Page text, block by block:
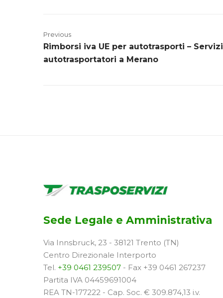
Previous
Rimborsi iva UE per autotrasporti – Servizi
autotrasportatori a Merano
Sede Legale e Amministrativa
Via Innsbruck, 23 - 38121 Trento (TN)
Centro Direzionale Interporto
Tel. +39 0461 239507 - Fax +39 0461 267237
Partita IVA 04459691004
REA TN-177222 - Cap. Soc. € 309.874,13 i.v.